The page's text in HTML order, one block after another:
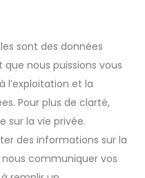
sont des données
nous puissions vous
l’exploitation et la
Pour plus de clarté,
sur la vie privée.
des informations sur la
communiquer vos